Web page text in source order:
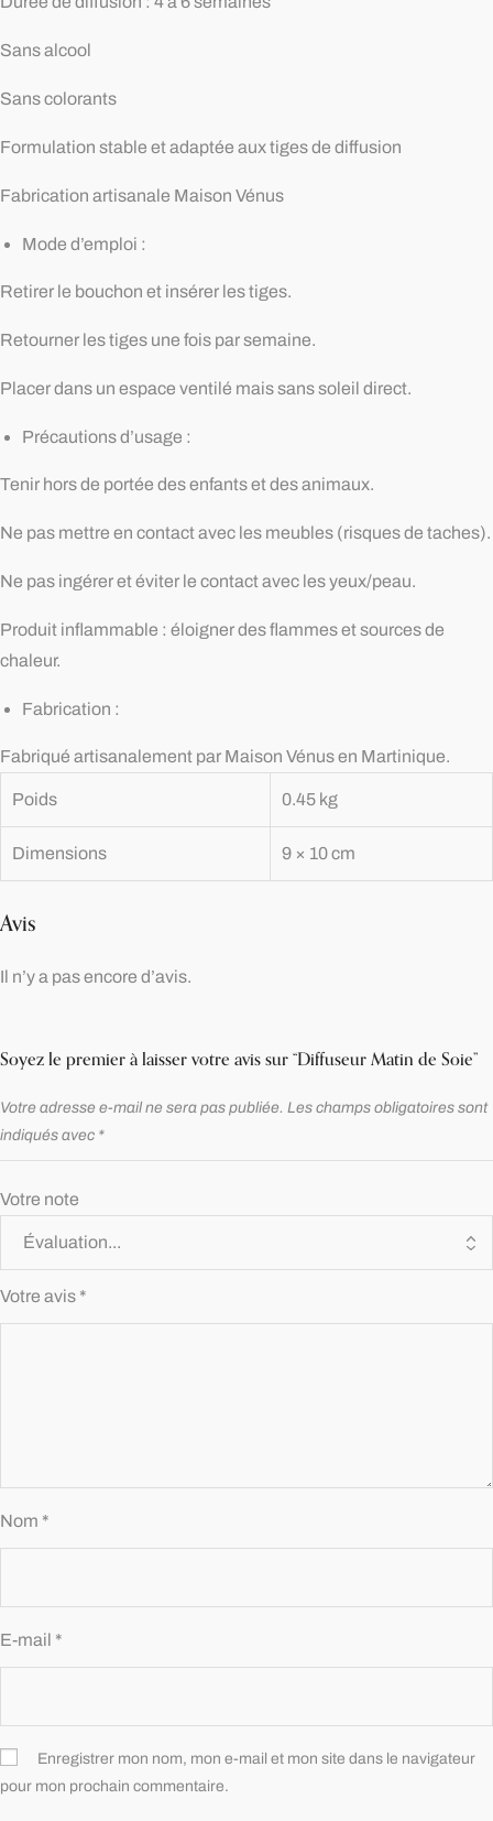
Sans alcool
Sans colorants
Formulation stable et adaptée aux tiges de diffusion
Fabrication artisanale Maison Vénus
Mode d’emploi :
Retirer le bouchon et insérer les tiges.
Retourner les tiges une fois par semaine.
Placer dans un espace ventilé mais sans soleil direct.
Précautions d’usage :
Tenir hors de portée des enfants et des animaux.
Ne pas mettre en contact avec les meubles (risques de taches).
Ne pas ingérer et éviter le contact avec les yeux/peau.
Produit inflammable : éloigner des flammes et sources de
chaleur.
Fabrication :
Fabriqué artisanalement par Maison Vénus en Martinique.
Poids 0.45 kg
Dimensions 9 × 10 cm
Avis
Il n’y a pas encore d’avis.
Soyez le premier à laisser votre avis sur “Diffuseur Matin de Soie”
Votre adresse e-mail ne sera pas publiée. Les champs obligatoires sont
indiqués avec *
Votre note
Votre avis *
Nom *
E-mail *
Enregistrer mon nom, mon e-mail et mon site dans le navigateur
pour mon prochain commentaire.